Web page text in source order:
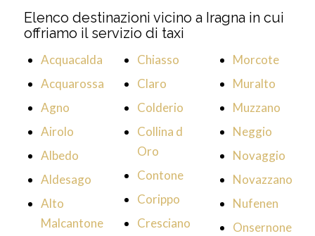
Elenco destinazioni vicino a Iragna in cui
offriamo il servizio di taxi
Acquacalda
Acquarossa
Agno
Airolo
Albedo
Aldesago
Alto
Malcantone
Chiasso
Claro
Colderio
Collina d
Oro
Contone
Corippo
Cresciano
Morcote
Muralto
Muzzano
Neggio
Novaggio
Novazzano
Nufenen
Onsernone